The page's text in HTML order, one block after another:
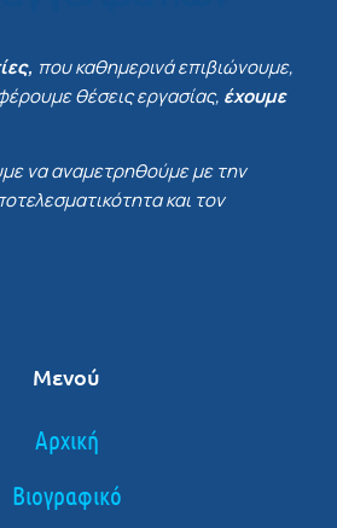
που καθημερινά επιβιώνουμε,
θέσεις εργασίας, έχουμε
να αναμετρηθούμε με την
και τον
Μενού
Αρχική
Βιογραφικό